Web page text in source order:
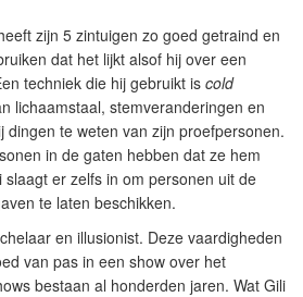
zijn 5 zintuigen zo goed getraind en
dat het lijkt alsof hij over een
techniek die hij gebruikt is cold
lichaamstaal, stemveranderingen en
dingen te weten van zijn proefpersonen.
in de gaten hebben dat ze hem
er zelfs in om personen uit de
te laten beschikken.
en illusionist. Deze vaardigheden
van pas in een show over het
bestaan al honderden jaren. Wat Gili